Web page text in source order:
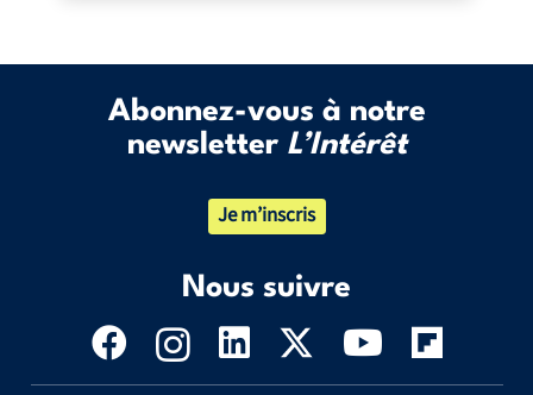
Abonnez-vous à notre
newsletter L’Intérêt
Je m’inscris
Nous suivre